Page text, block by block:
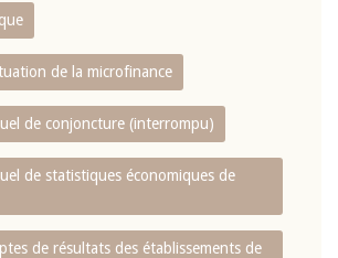
de la microfinance
de conjoncture (interrompu)
de statistiques économiques de
de résultats des établissements de